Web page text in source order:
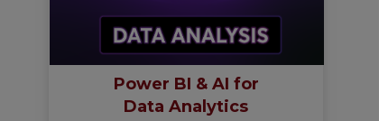
Power BI & AI for
Data Analytics